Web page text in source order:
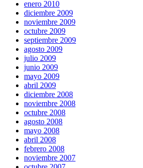
enero 2010
diciembre 2009
noviembre 2009
octubre 2009
septiembre 2009
agosto 2009
julio 2009
junio 2009
mayo 2009
abril 2009
diciembre 2008
noviembre 2008
octubre 2008
agosto 2008
mayo 2008
abril 2008
febrero 2008
noviembre 2007